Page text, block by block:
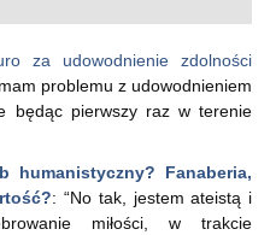
za udowodnienie zdolności
problemu z udowodnieniem
będąc pierwszy raz w terenie
humanistyczny? Fanaberia,
: “No tak, jestem ateistą i
miłości, w trakcie